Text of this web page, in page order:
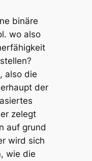
binäre
wo also
also die
der
zelegt
auf grund
wird sich
wie die